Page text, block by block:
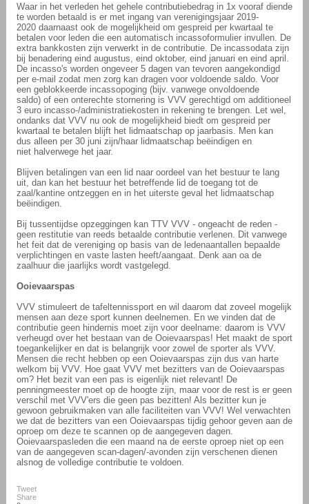
Waar in het verleden het gehele contributiebedrag in 1x vooraf diende
te worden betaald is er met ingang van verenigingsjaar 2019-
2020 daarnaast ook de mogelijkheid om gespreid per kwartaal te
betalen voor leden die een automatisch incassoformulier invullen.
De
extra bankkosten zijn verwerkt in de contributie. De incassodata zijn
bij benadering eind augustus, eind oktober, eind januari en eind april.
De incasso's worden ongeveer 5 dagen van tevoren aangekondigd
per e-mail zodat men zorg kan dragen voor voldoende saldo. Voor
een geblokkeerde incassopoging (bijv. vanwege onvoldoende
saldo) of een onterechte stornering is VVV gerechtigd om additioneel
3 euro incasso-/administratiekosten in rekening te brengen. Let wel,
ondanks dat VVV nu ook de mogelijkheid biedt om gespreid per
kwartaal te betalen blijft het lidmaatschap op jaarbasis. Men kan
dus alleen per 30 juni zijn/haar lidmaatschap beëindigen en
niet halverwege het jaar.
Blijven betalingen van een lid naar oordeel van het bestuur te lang
uit, dan kan het bestuur het betreffende lid de toegang tot de
zaal/kantine ontzeggen en in het uiterste geval het lidmaatschap
beëindigen.
Bij tussentijdse opzeggingen kan TTV VVV - ongeacht de reden -
geen restitutie van reeds betaalde contributie verlenen. Dit vanwege
het feit dat de vereniging op basis van de ledenaantallen bepaalde
verplichtingen en vaste lasten heeft/aangaat. Denk aan oa de
zaalhuur die jaarlijks wordt vastgelegd.
Ooievaarspas
VVV stimuleert de tafeltennissport en wil daarom dat zoveel mogelijk
mensen aan deze sport kunnen deelnemen. En we vinden dat de
contributie geen hindernis moet zijn voor deelname: daarom is VVV
verheugd over het bestaan van de Ooievaarspas! Het maakt de sport
toegankelijker en dat is belangrijk voor zowel de sporter als VVV.
Mensen die recht hebben op een Ooievaarspas zijn dus van harte
welkom bij VVV. Hoe gaat VVV met bezitters van de Ooievaarspas
om? Het bezit van een pas is eigenlijk niet relevant! De
penningmeester moet op de hoogte zijn, maar voor de rest is er geen
verschil met VVV'ers die geen pas bezitten! Als bezitter kun je
gewoon gebruikmaken van alle faciliteiten van VVV! Wel verwachten
we dat de bezitters van een Ooievaarspas tijdig gehoor geven aan de
oproep om deze te scannen op de aangegeven dagen.
Ooievaarspasleden die een maand na de eerste oproep niet op een
van de aangegeven scan-dagen/-avonden zijn verschenen dienen
alsnog de volledige contributie te voldoen.
Tweet
Share